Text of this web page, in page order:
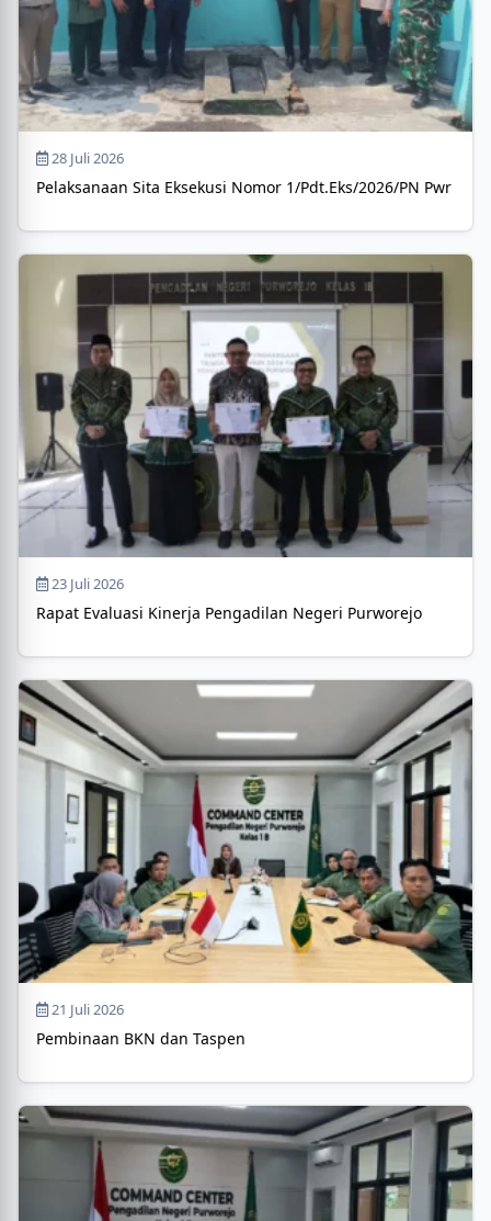
28 Juli 2026
Pelaksanaan Sita Eksekusi Nomor 1/Pdt.Eks/2026/PN Pwr
23 Juli 2026
Rapat Evaluasi Kinerja Pengadilan Negeri Purworejo
21 Juli 2026
Pembinaan BKN dan Taspen